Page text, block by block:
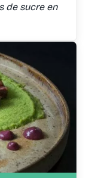
de sucre en